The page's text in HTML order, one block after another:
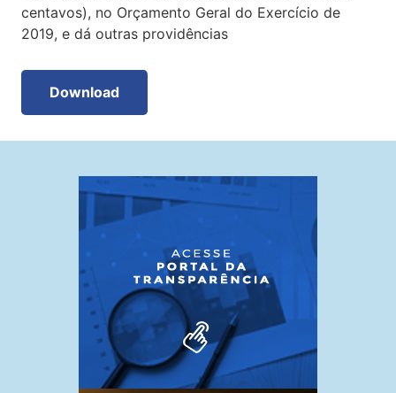
centavos), no Orçamento Geral do Exercício de
2019, e dá outras providências
Download